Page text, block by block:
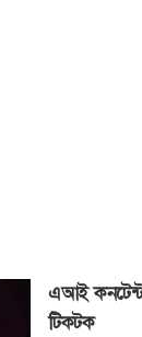
এআই কনটেন্ট
টিকটক